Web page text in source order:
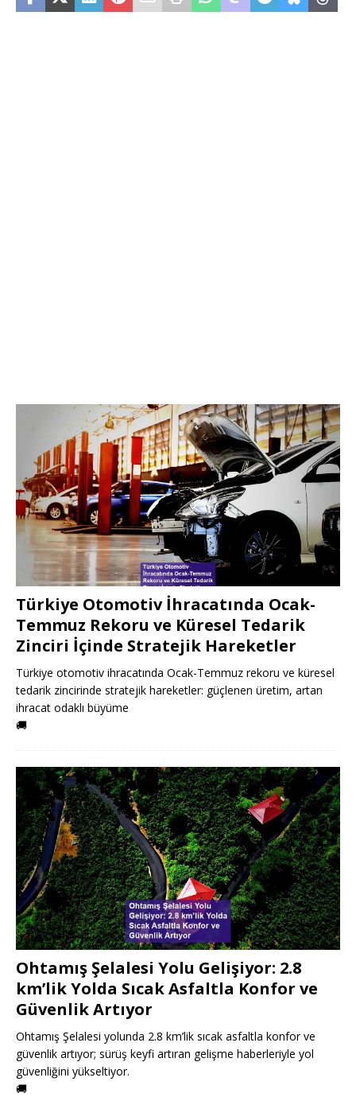
Türkiye Otomotiv İhracatında Ocak-
Temmuz Rekoru ve Küresel Tedarik
Zinciri İçinde Stratejik Hareketler
Türkiye otomotiv ihracatında Ocak-Temmuz rekoru ve küresel
tedarik zincirinde stratejik hareketler: güçlenen üretim, artan
ihracat odaklı büyüme
🚚
Ohtamış Şelalesi Yolu Gelişiyor: 2.8
km’lik Yolda Sıcak Asfaltla Konfor ve
Güvenlik Artıyor
Ohtamış Şelalesi yolunda 2.8 km’lik sıcak asfaltla konfor ve
güvenlik artıyor; sürüş keyfi artıran gelişme haberleriyle yol
güvenliğini yükseltiyor.
🚚